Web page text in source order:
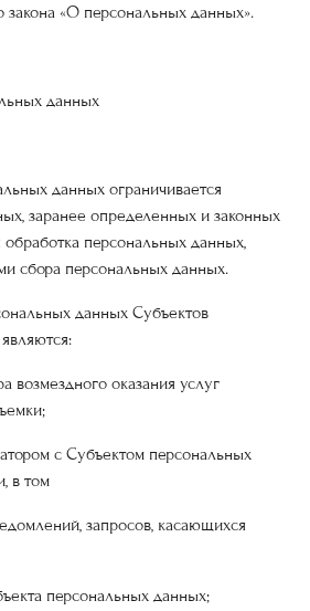
закона «О персональных данных».
данных
данных ограничивается
заранее определенных и законных
персональных данных,
сбора персональных данных.
данных Субъектов
возмездного оказания услуг
с Субъектом персональных
в том
запросов, касающихся
персональных данных;